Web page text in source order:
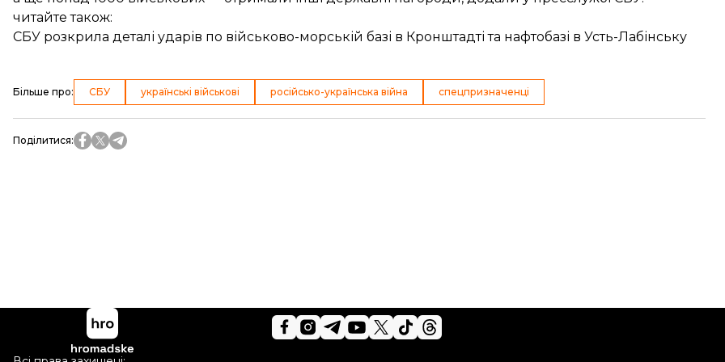
читайте також:
СБУ розкрила деталі ударів по військово-морській базі в Кронштадті та нафтобазі в Усть-Лабінську
Більше про: СБУ українські військові російсько-українська війна спецпризначенці
Поділитися: